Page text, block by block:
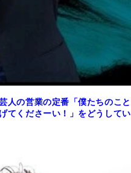
人の営業の定番「僕たちのこと
てくださーい！」をどうしてい